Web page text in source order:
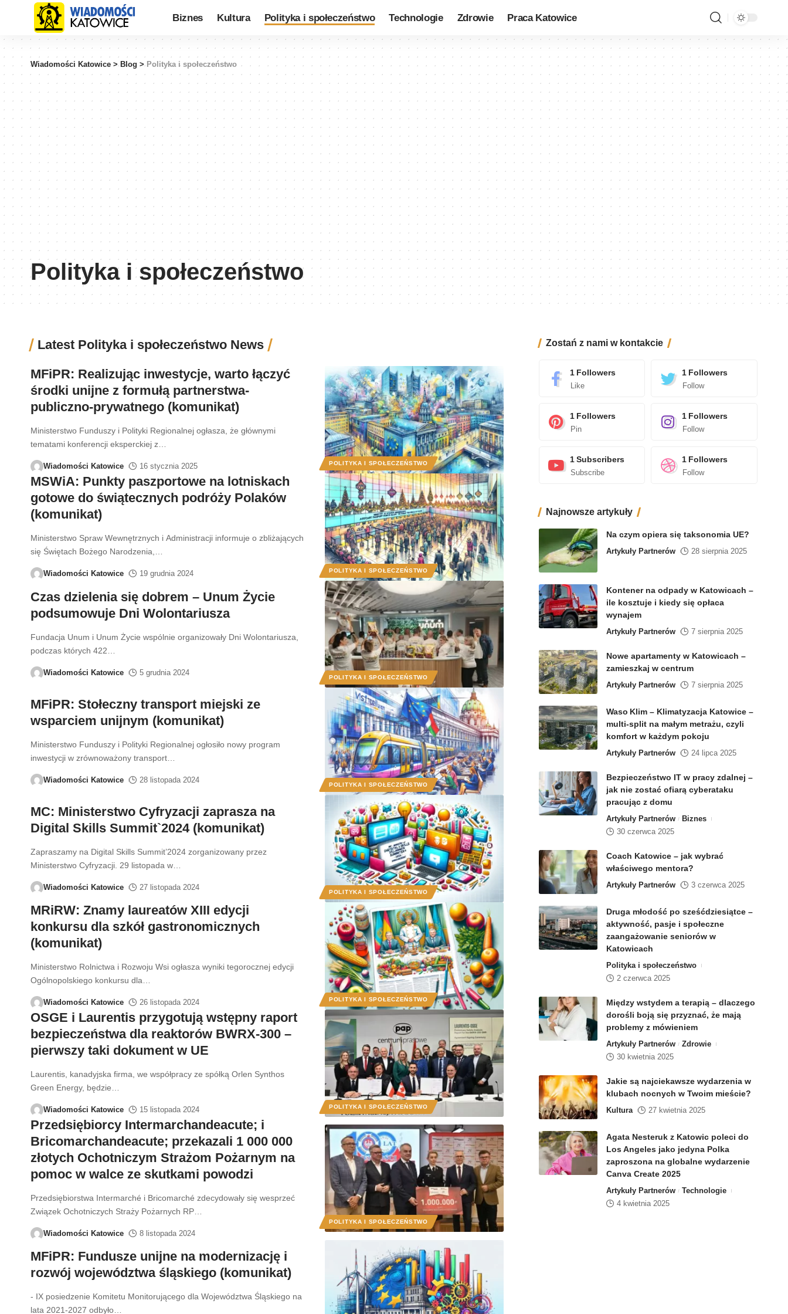
Biznes Kultura Polityka i społeczeństwo Technologie Zdrowie Praca Katowice
Wiadomości Katowice > Blog > Polityka i społeczeństwo
Polityka i społeczeństwo
Latest Polityka i społeczeństwo News
POLITYKA I SPOŁECZEŃSTWO
MFiPR: Realizując inwestycje, warto łączyć
środki unijne z formułą partnerstwa-
publiczno-prywatnego (komunikat)
Ministerstwo Funduszy i Polityki Regionalnej ogłasza, że głównymi
tematami konferencji eksperckiej z…
Wiadomości Katowice 16 stycznia 2025
POLITYKA I SPOŁECZEŃSTWO
MSWiA: Punkty paszportowe na lotniskach
gotowe do świątecznych podróży Polaków
(komunikat)
Ministerstwo Spraw Wewnętrznych i Administracji informuje o zbliżających
się Świętach Bożego Narodzenia,
Wiadomości Katowice 19 grudnia 2024
POLITYKA I SPOŁECZEŃSTWO
Czas dzielenia się dobrem – Unum Życie
podsumowuje Dni Wolontariusza
Fundacja Unum i Unum Życie wspólnie organizowały Dni Wolontariusza,
podczas których 422
Wiadomości Katowice 5 grudnia 2024
POLITYKA I SPOŁECZEŃSTWO
MFiPR: Stołeczny transport miejski ze
wsparciem unijnym (komunikat)
Ministerstwo Funduszy i Polityki Regionalnej ogłosiło nowy program
inwestycji w zrównoważony transport
Wiadomości Katowice 28 listopada 2024
POLITYKA I SPOŁECZEŃSTWO
MC: Ministerstwo Cyfryzacji zaprasza na
Digital Skills Summit`2024 (komunikat)
Zapraszamy na Digital Skills Summit’2024 zorganizowany przez
Ministerstwo Cyfryzacji. 29 listopada w
Wiadomości Katowice 27 listopada 2024
POLITYKA I SPOŁECZEŃSTWO
MRiRW: Znamy laureatów XIII edycji
konkursu dla szkół gastronomicznych
(komunikat)
Ministerstwo Rolnictwa i Rozwoju Wsi ogłasza wyniki tegorocznej edycji
Ogólnopolskiego konkursu dla…
Wiadomości Katowice 26 listopada 2024
POLITYKA I SPOŁECZEŃSTWO
OSGE i Laurentis przygotują wstępny raport
bezpieczeństwa dla reaktorów BWRX-300 –
pierwszy taki dokument w UE
Laurentis, kanadyjska firma, we współpracy ze spółką Orlen Synthos
Green Energy, będzie
Wiadomości Katowice 15 listopada 2024
POLITYKA I SPOŁECZEŃSTWO
Przedsiębiorcy Intermarchandeacute; i
Bricomarchandeacute; przekazali 1 000 000
złotych Ochotniczym Strażom Pożarnym na
pomoc w walce ze skutkami powodzi
Przedsiębiorstwa Intermarché i Bricomarché zdecydowały się wesprzeć
Związek Ochotniczych Straży Pożarnych RP
Wiadomości Katowice 8 listopada 2024
MFiPR: Fundusze unijne na modernizację i
rozwój województwa śląskiego (komunikat)
- IX posiedzenie Komitetu Monitorującego dla Województwa Śląskiego na
lata 2021-2027 odbyło
Zostań z nami w kontakcie
1 Followers
Like
1 Followers
Follow
1 Followers
Pin
1 Followers
Follow
1 Subscribers
Subscribe
1 Followers
Follow
Najnowsze artykuły
Na czym opiera się taksonomia UE?
Artykuły Partnerów 28 sierpnia 2025
Kontener na odpady w Katowicach –
ile kosztuje i kiedy się opłaca
wynajem
Artykuły Partnerów 7 sierpnia 2025
Nowe apartamenty w Katowicach –
zamieszkaj w centrum
Artykuły Partnerów 7 sierpnia 2025
Waso Klim – Klimatyzacja Katowice –
multi-split na małym metrażu, czyli
komfort w każdym pokoju
Artykuły Partnerów 24 lipca 2025
Bezpieczeństwo IT w pracy zdalnej –
jak nie zostać ofiarą cyberataku
pracując z domu
Artykuły Partnerów
Biznes
30 czerwca 2025
Coach Katowice – jak wybrać
właściwego mentora?
Artykuły Partnerów 3 czerwca 2025
Druga młodość po sześćdziesiątce –
aktywność, pasje i społeczne
zaangażowanie seniorów w
Katowicach
Polityka i społeczeństwo
2 czerwca 2025
Między wstydem a terapią – dlaczego
dorośli boją się przyznać, że mają
problemy z mówieniem
Artykuły Partnerów
Zdrowie
30 kwietnia 2025
Jakie są najciekawsze wydarzenia w
klubach nocnych w Twoim mieście?
Kultura 27 kwietnia 2025
Agata Nesteruk z Katowic poleci do
Los Angeles jako jedyna Polka
zaproszona na globalne wydarzenie
Canva Create 2025
Artykuły Partnerów
Technologie
4 kwietnia 2025